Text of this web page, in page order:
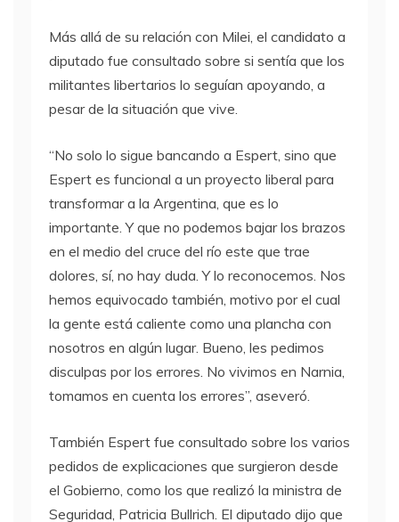
Más allá de su relación con Milei, el candidato a
diputado fue consultado sobre si sentía que los
militantes libertarios lo seguían apoyando, a
pesar de la situación que vive.
“No solo lo sigue bancando a Espert, sino que
Espert es funcional a un proyecto liberal para
transformar a la Argentina, que es lo
importante. Y que no podemos bajar los brazos
en el medio del cruce del río este que trae
dolores, sí, no hay duda. Y lo reconocemos. Nos
hemos equivocado también, motivo por el cual
la gente está caliente como una plancha con
nosotros en algún lugar. Bueno, les pedimos
disculpas por los errores. No vivimos en Narnia,
tomamos en cuenta los errores”, aseveró.
También Espert fue consultado sobre los varios
pedidos de explicaciones que surgieron desde
el Gobierno, como los que realizó la ministra de
Seguridad, Patricia Bullrich. El diputado dijo que